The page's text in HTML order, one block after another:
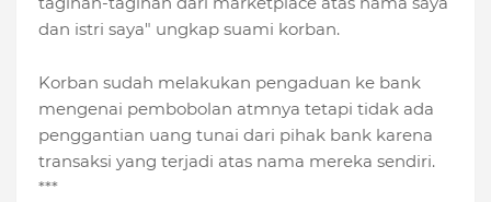
dan istri saya" ungkap suami korban.
Korban sudah melakukan pengaduan ke bank
mengenai pembobolan atmnya tetapi tidak ada
penggantian uang tunai dari pihak bank karena
transaksi yang terjadi atas nama mereka sendiri.
***